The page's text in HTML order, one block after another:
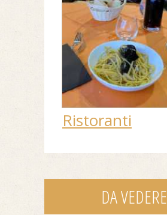
Ristoranti
DA VEDERE